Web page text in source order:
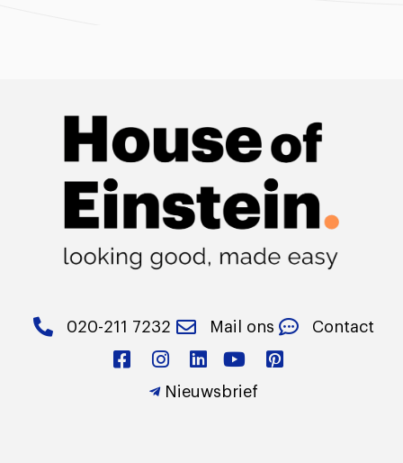
020-211 7232 Mail ons Contact
Nieuwsbrief